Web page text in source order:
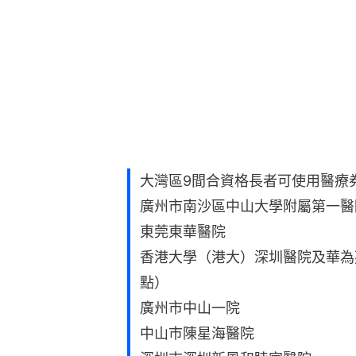
大灣區9間合資格長者可使用醫療
廣州市南沙區中山大學附屬第一
東莞東華醫院
香港大學（港大）深圳醫院及華
點）
廣州市中山一院
中山巿陳星海醫院